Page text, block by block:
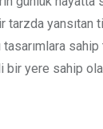
tarzda yansıtan
bir yere sahip